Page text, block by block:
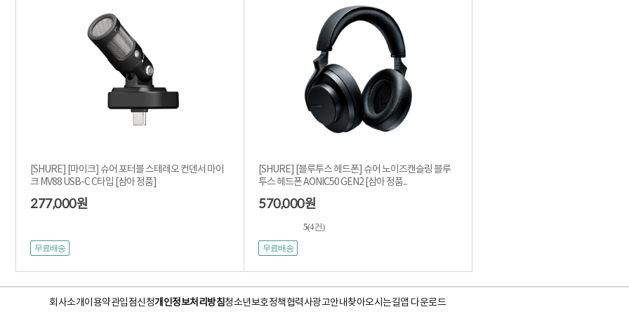
[SHURE] [마이크] 슈어 포터블 스테레오 컨덴서 마이
크 MV88 USB-C C타입 [삼아 정품]
277,000원
무료배송
[SHURE] [블루투스 헤드폰] 슈어 노이즈캔슬링 블루
투스 헤드폰 AONIC50 GEN2 [삼아 정품...
570,000원
5(4건)
무료배송
회사소개이용약관입점신청개인정보처리방침청소년보호정책협력사광고안내찾아오시는길앱 다운로드